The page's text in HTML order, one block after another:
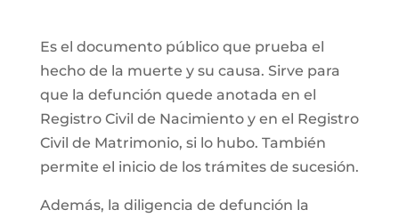
Es el documento público que prueba el
hecho de la muerte y su causa. Sirve para
que la defunción quede anotada en el
Registro Civil de Nacimiento y en el Registro
Civil de Matrimonio, si lo hubo. También
permite el inicio de los trámites de sucesión.
Además, la diligencia de defunción la